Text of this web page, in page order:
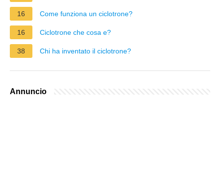
16 Come funziona un ciclotrone?
16 Ciclotrone che cosa e?
38 Chi ha inventato il ciclotrone?
Annuncio